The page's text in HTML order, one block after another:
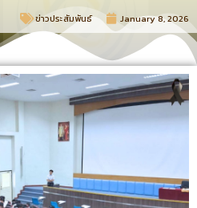
ข่าวประสัมพันธ์​ January 8, 2026